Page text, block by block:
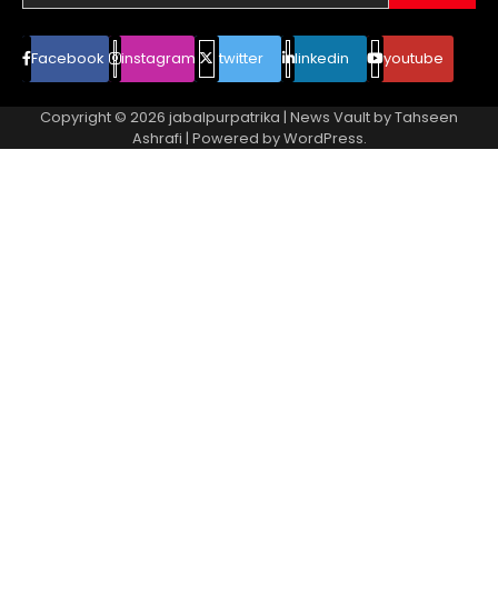
Facebook instagram twitter linkedin youtube
Copyright © 2026 jabalpurpatrika | News Vault byTahseen
Ashrafi | Powered byWordPress.